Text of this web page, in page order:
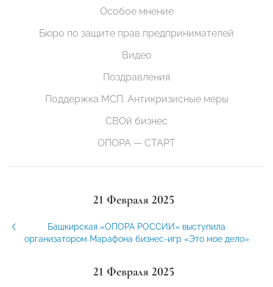
Особое мнение
Бюро по защите прав предпринимателей
Видео
Поздравления
Поддержка МСП. Антикризисные меры
СВОй бизнес
ОПОРА — СТАРТ
21 Февраля 2025
Башкирская «ОПОРА РОССИИ» выступила
организатором Марафона бизнес-игр «Это мое дело»
21 Февраля 2025